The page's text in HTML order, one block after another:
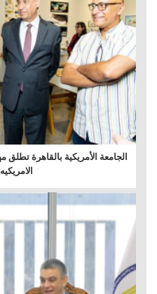
الجامعة الأمريكية بالقاهرة